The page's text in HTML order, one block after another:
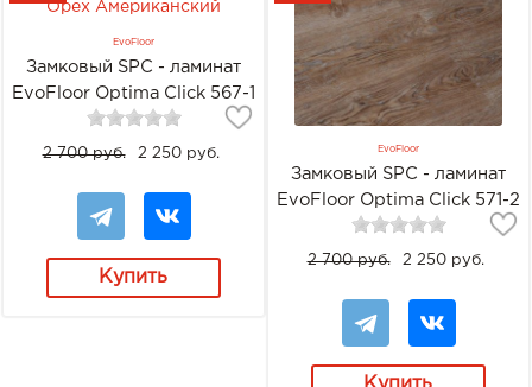
EvoFloor
Замковый SPC - ламинат
EvoFloor Optima Click 567-1
Орех Американский
2 700 руб. 2 250 руб.
Купить
EvoFloor
Замковый SPC - ламинат
EvoFloor Optima Click 571-2
Дуб Бронза
2 700 руб. 2 250 руб.